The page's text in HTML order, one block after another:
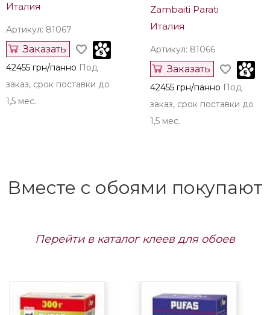
Италия
Артикул: 81067
Заказать
42455 грн/панно Под
заказ, срок поставки до
1,5 мес.
Zambaiti Parati
Италия
Артикул: 81066
Заказать
42455 грн/панно Под
заказ, срок поставки до
1,5 мес.
Вместе с обоями покупают
Перейти в каталог клеев для обоев